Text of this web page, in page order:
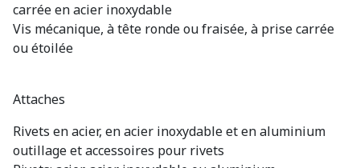
carrée en acier inoxydable
Vis mécanique, à tête ronde ou fraisée, à prise carrée
ou étoilée
Attaches
Rivets en acier, en acier inoxydable et en aluminium
outillage et accessoires pour rivets